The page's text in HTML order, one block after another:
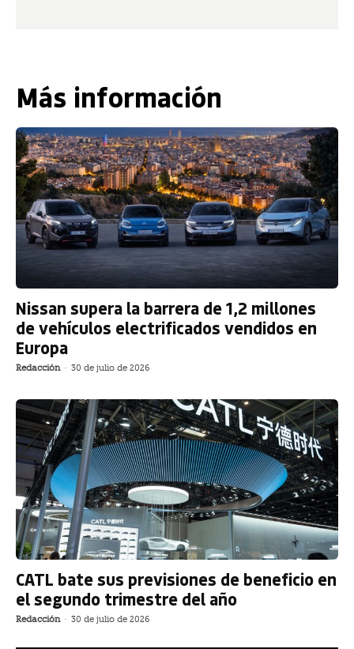
Más información
Nissan supera la barrera de 1,2 millones
de vehículos electrificados vendidos en
Europa
Redacción - 30 de julio de 2026
CATL bate sus previsiones de beneficio en
el segundo trimestre del año
Redacción - 30 de julio de 2026